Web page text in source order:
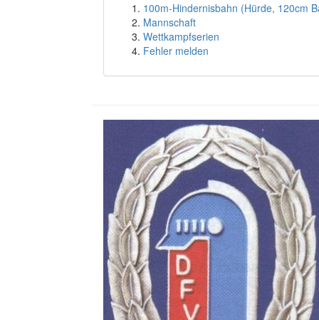
100m-Hindernisbahn (Hürde, 120cm
Mannschaft
Wettkampfserien
Fehler melden